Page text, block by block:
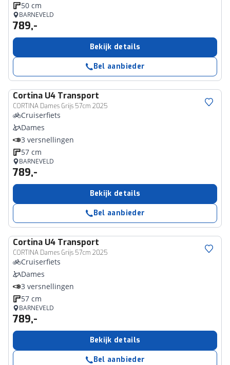
50 cm
BARNEVELD
789,-
Bekijk details
Bel aanbieder
Cortina U4 Transport
CORTINA Dames Grijs 57cm 2025
Cruiserfiets
Dames
3 versnellingen
57 cm
BARNEVELD
789,-
Bekijk details
Bel aanbieder
Cortina U4 Transport
CORTINA Dames Grijs 57cm 2025
Cruiserfiets
Dames
3 versnellingen
57 cm
BARNEVELD
789,-
Bekijk details
Bel aanbieder